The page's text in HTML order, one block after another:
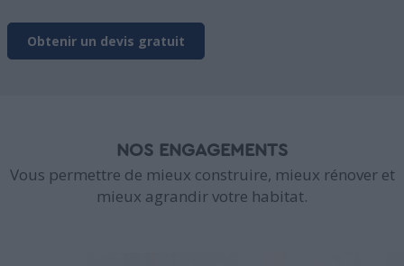
Obtenir un devis gratuit
NOS ENGAGEMENTS
Vous permettre de mieux construire, mieux rénover et
mieux agrandir votre habitat.